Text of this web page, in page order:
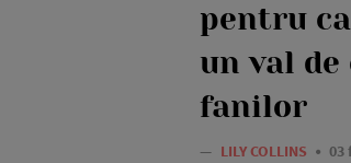
pentru
un val
fanilor
— LILY COLLINS 03